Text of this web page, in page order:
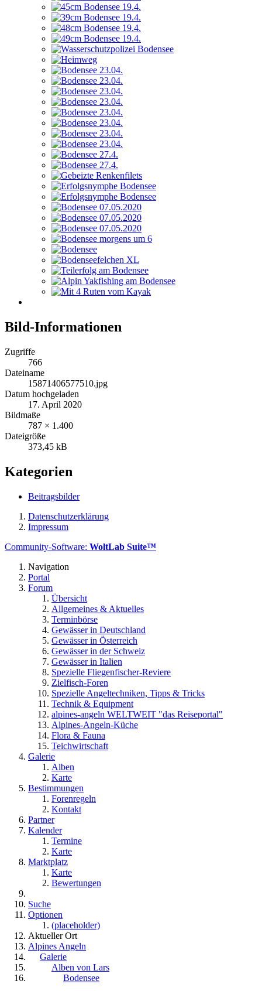
Bild-Informationen
Zugriffe
766
Dateiname
15871406577510.jpg
Datum hochgeladen
17. April 2020
Bildmaße
787 × 1.400
Dateigröße
373,45 kB
Kategorien
Beitragsbilder
Datenschutzerklärung
Impressum
Community-Software: WoltLab Suite™
Navigation
Portal
Forum
Übersicht
Allgemeines & Aktuelles
Terminbörse
Gewässer in Deutschland
Gewässer in Österreich
Gewässer in der Schweiz
Gewässer in Italien
Spezielle Fliegenfischer-Reviere
Zielfisch-Foren
Spezielle Angeltechniken, Tipps & Tricks
Technik & Equipment
alpines-angeln WELTWEIT "das Reiseportal"
Alpines-Angeln-Küche
Flora & Fauna
Teichwirtschaft
Galerie
Alben
Karte
Bestimmungen
Forenregeln
Kontakt
Partner
Kalender
Termine
Karte
Marktplatz
Karte
Bewertungen
Suche
Optionen
(placeholder)
Aktueller Ort
Alpines Angeln
Galerie
Alben von Lars
Bodensee